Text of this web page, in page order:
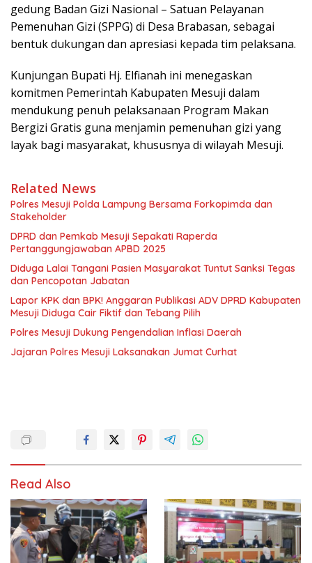
gedung Badan Gizi Nasional – Satuan Pelayanan
Pemenuhan Gizi (SPPG) di Desa Brabasan, sebagai
bentuk dukungan dan apresiasi kepada tim pelaksana.
​Kunjungan Bupati Hj. Elfianah ini menegaskan
komitmen Pemerintah Kabupaten Mesuji dalam
mendukung penuh pelaksanaan Program Makan
Bergizi Gratis guna menjamin pemenuhan gizi yang
layak bagi masyarakat, khususnya di wilayah Mesuji.
Related News
Polres Mesuji Polda Lampung Bersama Forkopimda dan
Stakeholder
DPRD dan Pemkab Mesuji Sepakati Raperda
Pertanggungjawaban APBD 2025
Diduga Lalai Tangani Pasien Masyarakat Tuntut Sanksi Tegas
dan Pencopotan Jabatan
Lapor KPK dan BPK! Anggaran Publikasi ADV DPRD Kabupaten
Mesuji Diduga Cair Fiktif dan Tebang Pilih
Polres Mesuji Dukung Pengendalian Inflasi Daerah
Jajaran Polres Mesuji Laksanakan Jumat Curhat
Read Also